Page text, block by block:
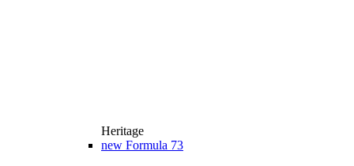
Heritage
new Formula 73